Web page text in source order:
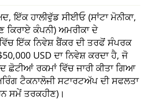
ਇੱਕ ਹਾਲੀਵੁੱਡ ਸੀਈਓ (ਸਾਂਟਾ ਮੋਨੀਕਾ,
ਕੰਪਨੀ) ਅਮਰੀਕਾ ਦੇ
ਇੱਕ ਨਿਵੇਸ਼ ਬੈਂਕਰ ਦੀ ਤਰਫੋਂ ਸੰਪਰਕ
USD ਦਾ ਨਿਵੇਸ਼ ਕਰਦਾ ਹੈ, ਜੋ
ਛੋਟੀਆਂ ਰਕਮਾਂ ਵਿੱਚ ਜਾਰੀ ਕੀਤਾ ਗਿਆ
ਟੈਕਨਾਲੋਜੀ ਸਟਾਰਟਅੱਪ ਦੀ ਸਫਲਤਾ
ਸਮੇਂ ਤਰਕਹੀਣ)।